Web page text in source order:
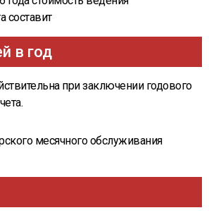
составит
в год
при заключении годового
месячного обслуживания